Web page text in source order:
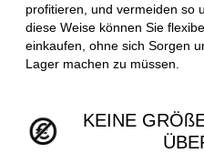
profitieren, und vermeiden so
diese Weise können Sie
einkaufen, ohne sich Sorgen
Lager machen zu müssen.
KEINE